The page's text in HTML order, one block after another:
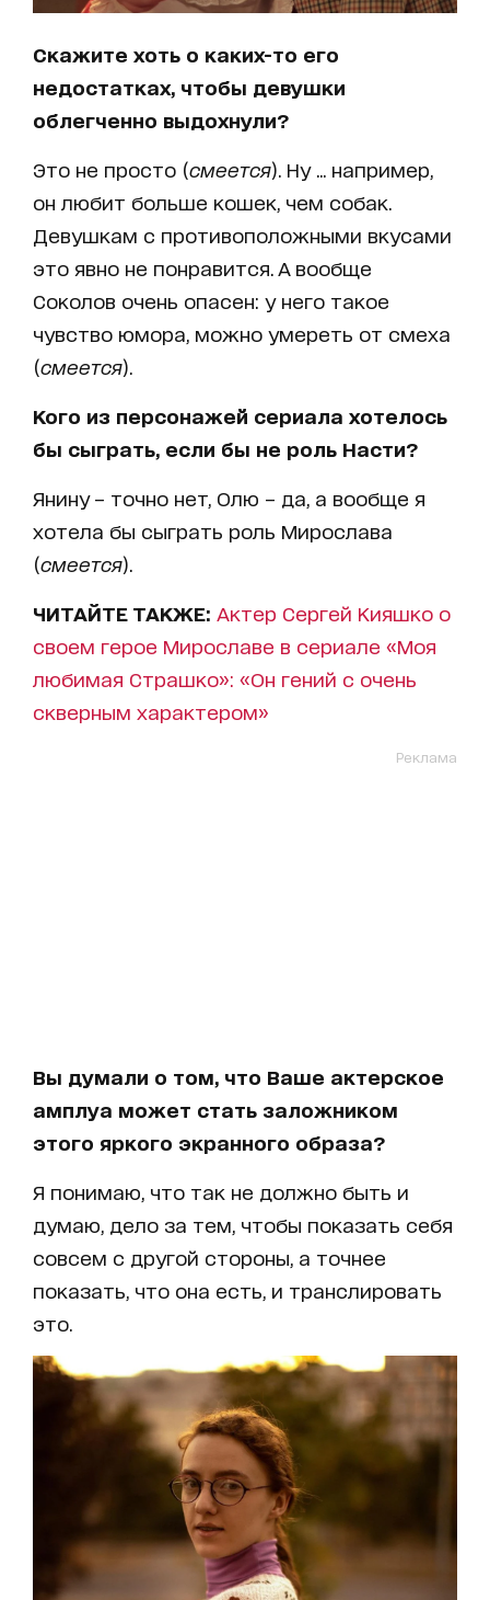
Скажите хоть о каких-то его
недостатках, чтобы девушки
облегченно выдохнули?
Это не просто (смеется). Ну ... например,
он любит больше кошек, чем собак.
Девушкам с противоположными вкусами
это явно не понравится. А вообще
Соколов очень опасен: у него такое
чувство юмора, можно умереть от смеха
(смеется).
Кого из персонажей сериала хотелось
бы сыграть, если бы не роль Насти?
Янину – точно нет, Олю – да, а вообще я
хотела бы сыграть роль Мирослава
(смеется).
ЧИТАЙТЕ ТАКЖЕ: Актер Сергей Кияшко о
своем герое Мирославе в сериале «Моя
любимая Страшко»: «Он гений с очень
скверным характером»
Реклама
Вы думали о том, что Ваше актерское
амплуа может стать заложником
этого яркого экранного образа?
Я понимаю, что так не должно быть и
думаю, дело за тем, чтобы показать себя
совсем с другой стороны, а точнее
показать, что она есть, и транслировать
это.